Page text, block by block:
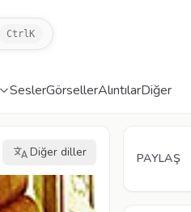
Ctrl K
SeslerGörsellerAlıntılarDiğer
Diğer diller PAYLAŞ